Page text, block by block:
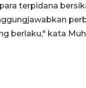
terpidana
berlaku," kata
2